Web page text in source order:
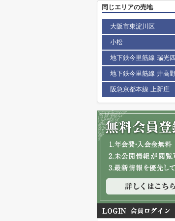
同じエリアの売地
大阪市東淀川区
小松
地下鉄今里筋線 瑞光
地下鉄今里筋線 井高
阪急京都本線 上新庄